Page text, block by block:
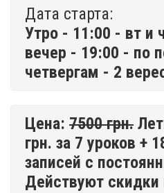
Дата старта:
Утро - 11:00 - вт и
вечер - 19:00 - по
четвергам - 2
Цена: 7500 грн.
грн. за 7 уроков +
записей с
Действуют скидки